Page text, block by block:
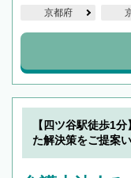
京都府
【四ツ谷駅徒歩1
た解決策をご提案